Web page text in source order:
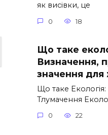
як висівки, це
0 18
Що таке
Визначення,
значення для
Що таке
Тлумачення
0 22